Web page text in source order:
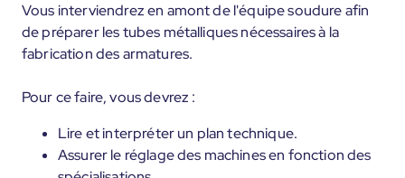
Vous interviendrez en amont de l'équipe soudure afin
de préparer les tubes métalliques nécessaires à la
fabrication des armatures.
Pour ce faire, vous devrez :
Lire et interpréter un plan technique.
Assurer le réglage des machines en fonction des